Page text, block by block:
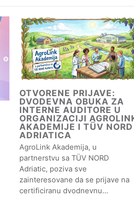
OTVORENE PRIJAVE:
DVODEVNA OBUKA ZA
INTERNE AUDITORE U
ORGANIZACIJI
AKADEMIJE I TÜV NORD
ADRIATICA
AgroLink Akademija, u
partnerstvu sa TÜV NORD
Adriatic, poziva sve
zainteresovane da se prijave na
certificiranu dvodnevnu…